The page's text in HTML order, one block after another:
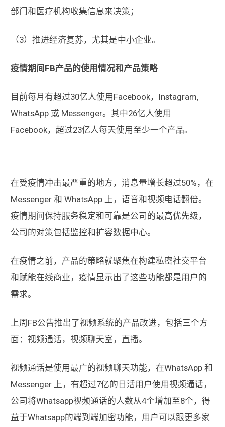
部门和医疗机构收集信息来决策；
（3）推进经济复苏，尤其是中小企业。
疫情期间FB产品的使用情况和产品策略
目前每月有超过30亿人使用Facebook，Instagram,
WhatsApp 或 Messenger。其中26亿人使用
Facebook，超过23亿人每天使用至少一个产品。
在受疫情冲击最严重的地方，消息量增长超过50%，在
Messenger 和 WhatsApp 上，语音和视频电话翻倍。
疫情期间保持服务稳定和可靠是公司的最高优先级，
公司的对策包括监控和扩容数据中心。
在疫情之前，产品的策略就聚焦在构建私密社交平台
和赋能在线商业，疫情显示出了这些功能都是用户的
需求。
上周FB公告推出了视频系统的产品改进，包括三个方
面：视频通话，视频聊天室，直播。
视频通话是使用最广的视频聊天功能，在WhatsApp 和
Messenger 上，有超过7亿的日活用户使用视频通话，
公司将Whatsapp视频通话的人数从4个增加至8个，得
益于Whatsapp的端到端加密功能，用户可以跟更多家